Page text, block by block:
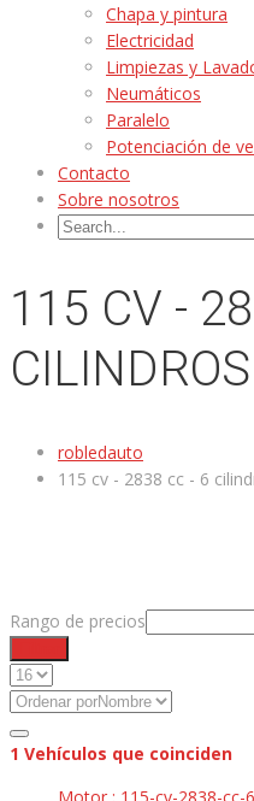
Chapa y pintura
Electricidad
Limpiezas y
Neumáticos
Paralelo
Potenciación de
Contacto
Sobre nosotros
115 CV -
CILINDROS
robledauto
115 cv - 2838 cc - 6
Rango de precios
1 Vehículos que coinciden